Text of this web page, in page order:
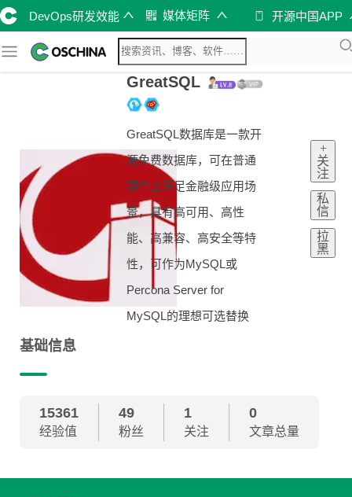
DevOps研发效能 媒体矩阵 开源中国APP
GreatSQL
GreatSQL数据库是一款开
源免费数据库，可在普通
硬件上满足金融级应用场
景，具有高可用、高性
能、高兼容、高安全等特
性，可作为MySQL或
Percona Server for
MySQL的理想可选替换
+
关
注
私
信
拉
黑
基础信息
15361
经验值
49
粉丝
1
关注
0
文章总量